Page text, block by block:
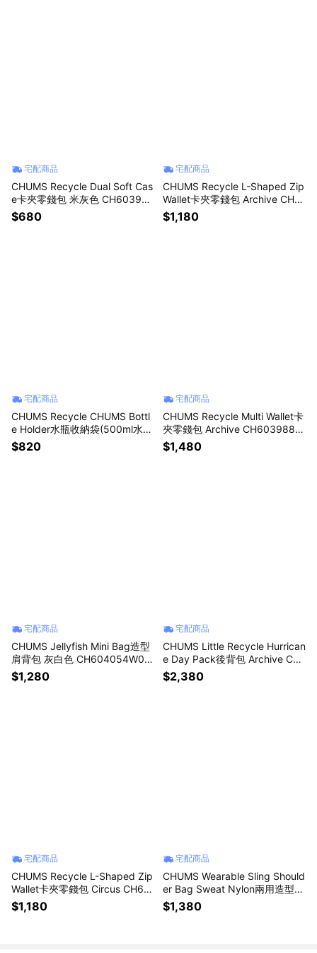
宅配商品
CHUMS Recycle Dual Soft Cas
e卡夾零錢包 米灰色 CH603987
G057
$680
宅配商品
CHUMS Recycle L-Shaped Zip
Wallet卡夾零錢包 Archive CH6
03996Z401
$1,180
宅配商品
CHUMS Recycle CHUMS Bottl
e Holder水瓶收納袋(500ml水瓶
適用) 米灰色 CH603992G057
$820
宅配商品
CHUMS Recycle Multi Wallet卡
夾零錢包 Archive CH603988Z
401
$1,480
宅配商品
CHUMS Jellyfish Mini Bag造型
肩背包 灰白色 CH604054W02
2
$1,280
宅配商品
CHUMS Little Recycle Hurrican
e Day Pack後背包 Archive CH
603804Z401
$2,380
宅配商品
CHUMS Recycle L-Shaped Zip
Wallet卡夾零錢包 Circus CH60
3996Z402
$1,180
宅配商品
CHUMS Wearable Sling Should
er Bag Sweat Nylon兩用造型肩
背包 米灰/Stone CH603880G1
13
$1,380